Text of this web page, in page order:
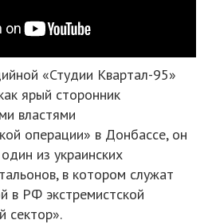
«Студии Квартал-95»
ярый сторонник
властями
операции» в Донбассе, он
из украинских
в котором служат
в РФ экстремистской
сектор».